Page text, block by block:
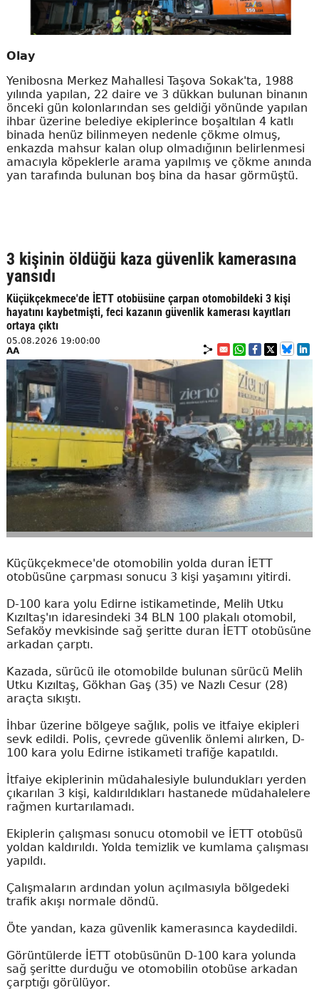
Olay
Yenibosna Merkez Mahallesi Taşova Sokak'ta, 1988
yılında yapılan, 22 daire ve 3 dükkan bulunan binanın
önceki gün kolonlarından ses geldiği yönünde yapılan
ihbar üzerine belediye ekiplerince boşaltılan 4 katlı
binada henüz bilinmeyen nedenle çökme olmuş,
enkazda mahsur kalan olup olmadığının belirlenmesi
amacıyla köpeklerle arama yapılmış ve çökme anında
yan tarafında bulunan boş bina da hasar görmüştü.
3 kişinin öldüğü kaza güvenlik kamerasına
yansıdı
Küçükçekmece'de İETT otobüsüne çarpan otomobildeki 3 kişi
hayatını kaybetmişti, feci kazanın güvenlik kamerası kayıtları
ortaya çıktı
05.08.2026 19:00:00
AA
Küçükçekmece'de otomobilin yolda duran İETT
otobüsüne çarpması sonucu 3 kişi yaşamını yitirdi.
D-100 kara yolu Edirne istikametinde, Melih Utku
Kızıltaş'ın idaresindeki 34 BLN 100 plakalı otomobil,
Sefaköy mevkisinde sağ şeritte duran İETT otobüsüne
arkadan çarptı.
Kazada, sürücü ile otomobilde bulunan sürücü Melih
Utku Kızıltaş, Gökhan Gaş (35) ve Nazlı Cesur (28)
araçta sıkıştı.
İhbar üzerine bölgeye sağlık, polis ve itfaiye ekipleri
sevk edildi. Polis, çevrede güvenlik önlemi alırken, D-
100 kara yolu Edirne istikameti trafiğe kapatıldı.
İtfaiye ekiplerinin müdahalesiyle bulundukları yerden
çıkarılan 3 kişi, kaldırıldıkları hastanede müdahalelere
rağmen kurtarılamadı.
Ekiplerin çalışması sonucu otomobil ve İETT otobüsü
yoldan kaldırıldı. Yolda temizlik ve kumlama çalışması
yapıldı.
Çalışmaların ardından yolun açılmasıyla bölgedeki
trafik akışı normale döndü.
Öte yandan, kaza güvenlik kamerasınca kaydedildi.
Görüntülerde İETT otobüsünün D-100 kara yolunda
sağ şeritte durduğu ve otomobilin otobüse arkadan
çarptığı görülüyor.